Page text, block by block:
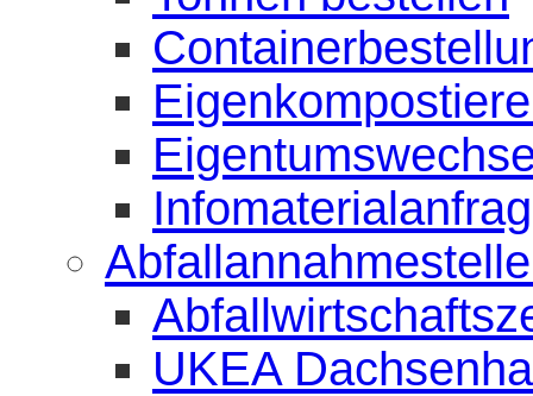
UKEA